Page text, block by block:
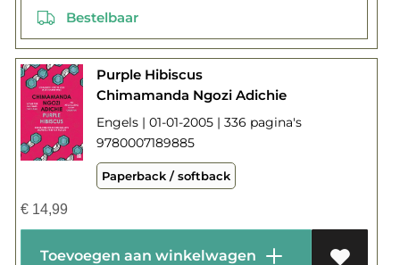
Bestelbaar
Purple Hibiscus
Chimamanda Ngozi Adichie
Engels | 01-01-2005 | 336 pagina's
9780007189885
Paperback / softback
€14,99
Toevoegen aan winkelwagen